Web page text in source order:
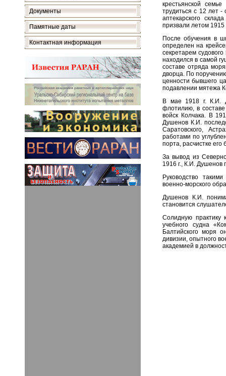
Документы
Памятные даты
Контактная информация
крестьянской
трудиться с 12 лет
аптекарского
призвали летом 1915
После обучения в
определен на
секретарем
находился в самой
составе отряда
дворца. По
ценности бывшего
подавлении мятежа
В мае 1918 г. К.И.
флотилию, в
войск Колчака. В
Душенов К.И.
Саратовского,
работами по
порта, расчистке его
За вывод из
1916 г., К.И. Душенов
Руководство
военно-морского
Душенов К.И.
становится
Солидную практику
учебного судна
Балтийского моря
дивизии, опытного
академией в